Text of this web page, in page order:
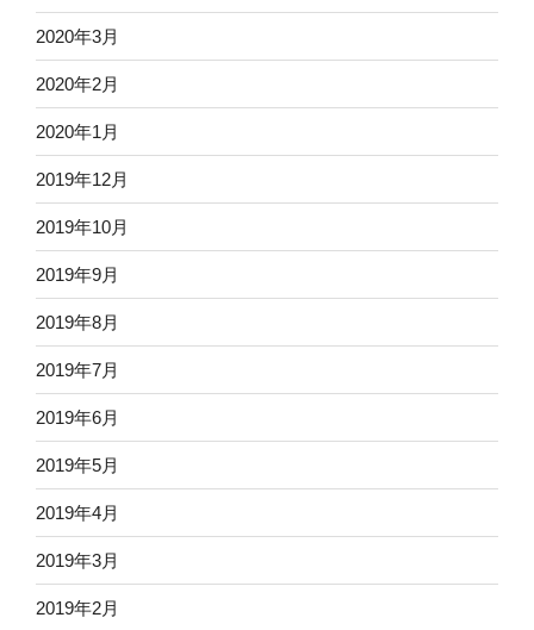
2020年3月
2020年2月
2020年1月
2019年12月
2019年10月
2019年9月
2019年8月
2019年7月
2019年6月
2019年5月
2019年4月
2019年3月
2019年2月